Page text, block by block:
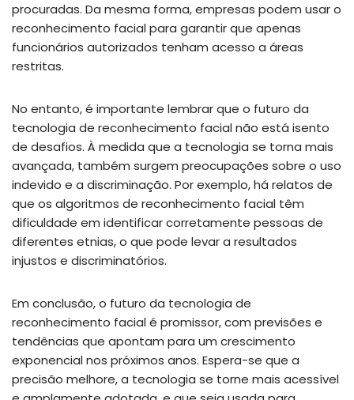
procuradas. Da mesma forma, empresas podem usar o
reconhecimento facial para garantir que apenas
funcionários autorizados tenham acesso a áreas
restritas.
No entanto, é importante lembrar que o futuro da
tecnologia de reconhecimento facial não está isento
de desafios. À medida que a tecnologia se torna mais
avançada, também surgem preocupações sobre o uso
indevido e a discriminação. Por exemplo, há relatos de
que os algoritmos de reconhecimento facial têm
dificuldade em identificar corretamente pessoas de
diferentes etnias, o que pode levar a resultados
injustos e discriminatórios.
Em conclusão, o futuro da tecnologia de
reconhecimento facial é promissor, com previsões e
tendências que apontam para um crescimento
exponencial nos próximos anos. Espera-se que a
precisão melhore, a tecnologia se torne mais acessível